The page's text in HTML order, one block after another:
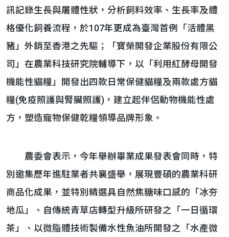
訊記錄生長與屠體性狀，分析飼料效率、生長率及體
格優化飼養流程，於107年更成為臺灣首例「活體黑
豬」外銷至香港之先驅；「寶榮開發企業股份有限公
司」在農業科技研究院輔導下，以「利用紅酵母開發
機能性貓糧」開發出四款日常保健貓糧及兩款處方貓
糧(免疫照護與腎臟照護)，建立起伴侶動物機能性處
方，塑造寵物保健乾糧領導品牌形象。
農委會表示，今年舉辦畢業成果發表會同時，特
別邀集歷年進駐業者共襄盛舉，展現豐碩的農業科研
商品化成果，並特別精選具自然焦糖味口感的「冰夯
地瓜」、自傳統青草店轉型升級所研發之「一日循環
茶」、以微脂體技術製備水性魚油所開發之「水產微